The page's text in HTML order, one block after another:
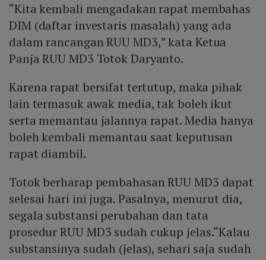
“Kita kembali mengadakan rapat membahas
DIM (daftar investaris masalah) yang ada
dalam rancangan RUU MD3,” kata Ketua
Panja RUU MD3 Totok Daryanto.
Karena rapat bersifat tertutup, maka pihak
lain termasuk awak media, tak boleh ikut
serta memantau jalannya rapat. Media hanya
boleh kembali memantau saat keputusan
rapat diambil.
Totok berharap pembahasan RUU MD3 dapat
selesai hari ini juga. Pasalnya, menurut dia,
segala substansi perubahan dan tata
prosedur RUU MD3 sudah cukup jelas.“Kalau
substansinya sudah (jelas), sehari saja sudah